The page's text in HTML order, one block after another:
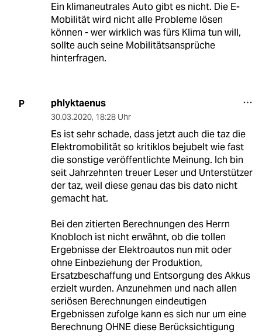
Ein klimaneutrales Auto gibt es nicht. Die E-
Mobilität wird nicht alle Probleme lösen
können - wer wirklich was fürs Klima tun will,
sollte auch seine Mobilitätsansprüche
hinterfragen.
P phlyktaenus
30.03.2020, 18:28 Uhr
Es ist sehr schade, dass jetzt auch die taz die
Elektromobilität so kritiklos bejubelt wie fast
die sonstige veröffentlichte Meinung. Ich bin
seit Jahrzehnten treuer Leser und Unterstützer
der taz, weil diese genau das bis dato nicht
gemacht hat.
Bei den zitierten Berechnungen des Herrn
Knobloch ist nicht erwähnt, ob die tollen
Ergebnisse der Elektroautos nun mit oder
ohne Einbeziehung der Produktion,
Ersatzbeschaffung und Entsorgung des Akkus
erzielt wurden. Anzunehmen und nach allen
seriösen Berechnungen eindeutigen
Ergebnissen zufolge kann es sich nur um eine
Berechnung OHNE diese Berücksichtigung